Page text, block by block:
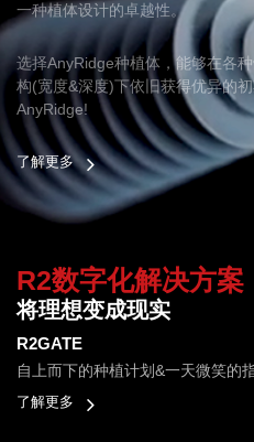
一种植体设计的卓越性。
选择AnyRidge种植体，能够在各
构(宽度&深度)下依旧获得优异的
AnyRidge!
了解更多
R2数字化解决方案
将理想变成现实
R2GATE
自上而下的种植计划&一天微笑的
了解更多